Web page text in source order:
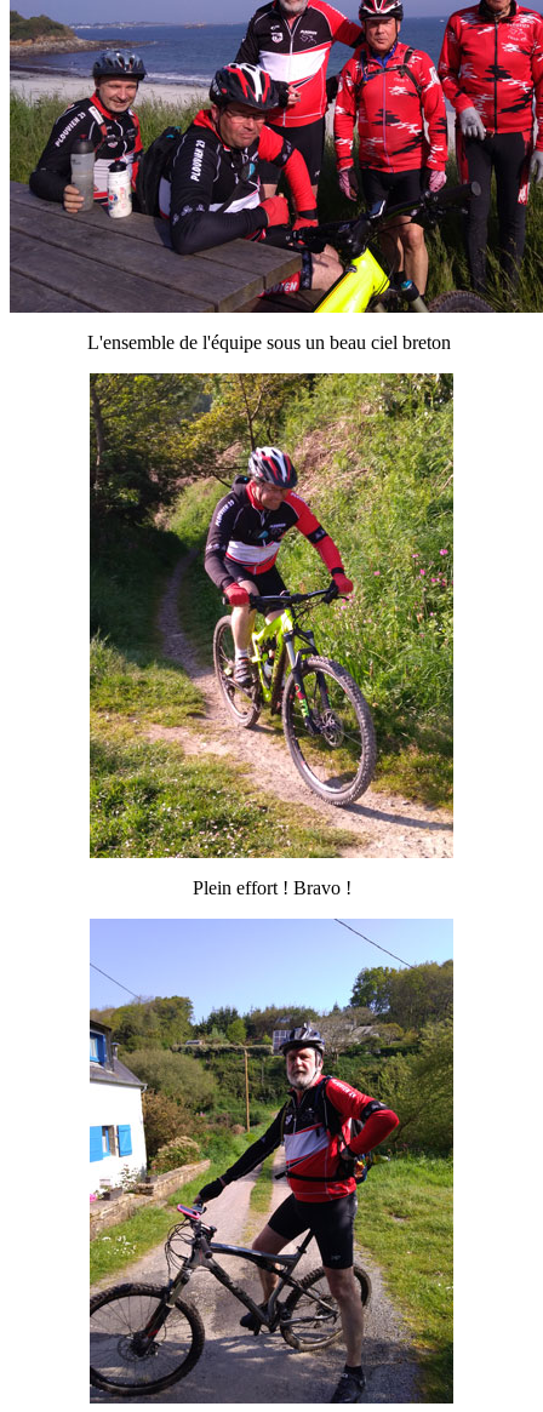
L'ensemble de l'équipe sous un beau ciel breton
Plein effort ! Bravo !